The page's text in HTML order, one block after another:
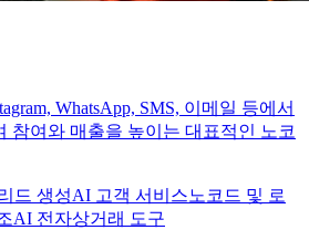
WhatsApp, SMS, 이메일 등에서
참여와 매출을 높이는 대표적인 노코
드 생성AI 고객 서비스노코드 및 로
AI 전자상거래 도구